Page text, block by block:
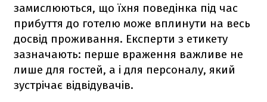
замислюються, що їхня поведінка під час
прибуття до готелю може вплинути на весь
досвід проживання. Експерти з етикету
зазначають: перше враження важливе не
лише для гостей, а і для персоналу, який
зустрічає відвідувачів.